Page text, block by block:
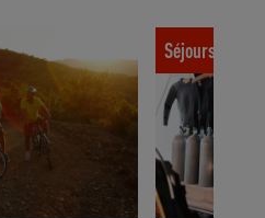
ouvertes toute
Tutoriel
son bloc de